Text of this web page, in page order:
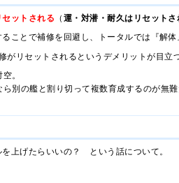
ットされる （ 運・対潜・耐久はリセットさ
ことで補修を回避し、トータルでは『解体
リセットされるというデメリットが目立つ
。
別の艦と割り切って複数育成するのが無
上げたらいいの？ という話について。